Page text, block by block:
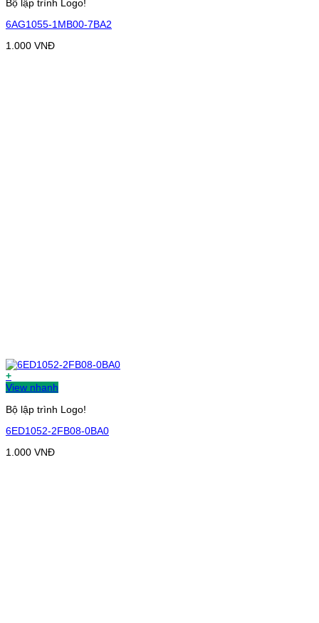
Bộ lập trình Logo!
6AG1055-1MB00-7BA2
1.000 VNĐ
+
View nhanh
Bộ lập trình Logo!
6ED1052-2FB08-0BA0
1.000 VNĐ